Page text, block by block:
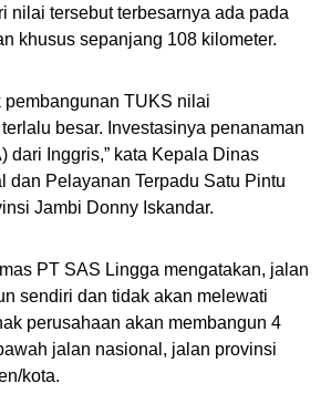
nilai tersebut terbesarnya ada pada
khusus sepanjang 108 kilometer.
pembangunan TUKS nilai
besar. Investasinya penanaman
dari Inggris,” kata Kepala Dinas
dan Pelayanan Terpadu Satu Pintu
Jambi Donny Iskandar.
PT SAS Lingga mengatakan, jalan
sendiri dan tidak akan melewati
perusahaan akan membangun 4
jalan nasional, jalan provinsi
kota.